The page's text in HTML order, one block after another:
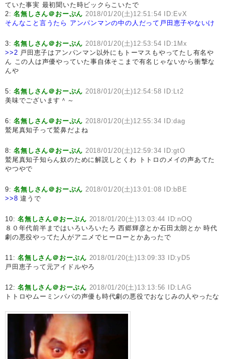
ていた事実 最初聞いた時ビックらこいたで
2:名無しさん＠おーぷん 2018/01/20(土)12:51:54 ID:EvX
そんなこと言うたら アンパンマンの中の人だって戸田恵子やないけ
3:名無しさん＠おーぷん 2018/01/20(土)12:53:54 ID:1Mx
>>2 戸田恵子はアンパンマン以外にもトーマスもやってたし有名や
ん この人は声優やっていた事自体そこまで有名じゃないから衝撃な
んや
5:名無しさん＠おーぷん 2018/01/20(土)12:54:58 ID:Lt2
美味でございます＾～
6:名無しさん＠おーぷん 2018/01/20(土)12:55:34 ID:dag
鷲尾真知子って鷲鼻だよね
8:名無しさん＠おーぷん 2018/01/20(土)12:59:34 ID:gtO
鷲尾真知子知らん奴のために解説しとくわ トトロのメイの声あてた
やつやで
9:名無しさん＠おーぷん 2018/01/20(土)13:01:08 ID:bBE
>>8 違うで
10:名無しさん＠おーぷん 2018/01/20(土)13:03:44 ID:nOQ
８０年代前半まではいろいろいたろ 西郷輝彦とか石田太朗とか 時代
劇の悪役やってた人がアニメでヒーローとかあったで
11:名無しさん＠おーぷん 2018/01/20(土)13:09:33 ID:yD5
戸田恵子って元アイドルやろ
12:名無しさん＠おーぷん 2018/01/20(土)13:13:56 ID:LAG
トトロやムーミンパパの声優も時代劇の悪役でおなじみの人やったな